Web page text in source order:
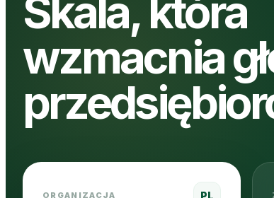
Skala, która
wzmacnia
ORGANIZACJA PL